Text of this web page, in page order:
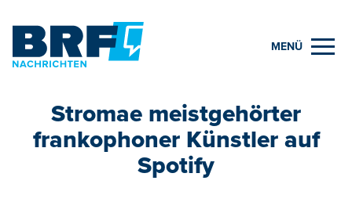
MENÜ
Stromae meistgehörter
frankophoner Künstler auf
Spotify